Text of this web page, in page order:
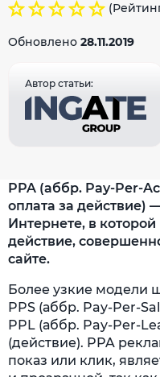
Обновлено 28.11.2019
Автор статьи:
PPA (аббр. Pay-Per-
оплата за действие)
Интернете, в
действие,
сайте.
Более узкие модели
PPS (аббр. Pay-Per-
PPL (аббр. Pay-Per-
(действие). PPA
показ или клик,